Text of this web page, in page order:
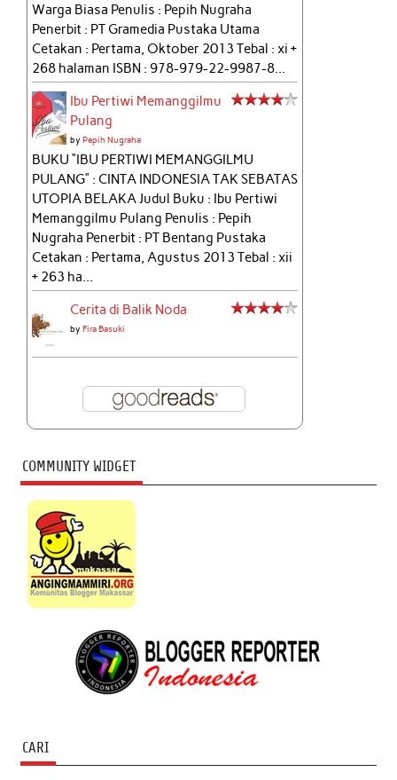
Warga Biasa Penulis : Pepih Nugraha
Penerbit : PT Gramedia Pustaka Utama
Cetakan : Pertama, Oktober 2013 Tebal : xi +
268 halaman ISBN : 978-979-22-9987-8...
Ibu Pertiwi Memanggilmu
Pulang
byPepih Nugraha
BUKU “IBU PERTIWI MEMANGGILMU
PULANG” : CINTA INDONESIA TAK SEBATAS
UTOPIA BELAKA Judul Buku : Ibu Pertiwi
Memanggilmu Pulang Penulis : Pepih
Nugraha Penerbit : PT Bentang Pustaka
Cetakan : Pertama, Agustus 2013 Tebal : xii
+ 263 ha...
Cerita di Balik Noda
byFira Basuki
COMMUNITY WIDGET
CARI